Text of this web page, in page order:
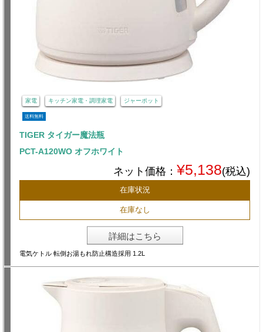
家電 キッチン家電・調理家電 ジャーポット
送料無料
TIGER タイガー魔法瓶
PCT-A120WO オフホワイト
ネット価格： ¥5,138(税込)
在庫状況
在庫なし
詳細はこちら
電気ケトル 転倒お湯もれ防止構造採用 1.2L